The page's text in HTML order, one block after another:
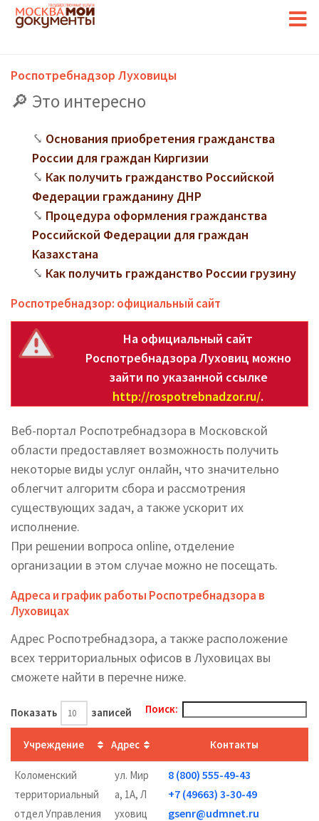
Роспотребнадзор Луховицы
Это интересно
Основания приобретения гражданства
России для граждан Киргизии
Как получить гражданство Российской
Федерации гражданину ДНР
Процедура оформления гражданства
Российской Федерации для граждан
Казахстана
Как получить гражданство России грузину
Роспотребнадзор: официальный сайт
На официальный сайт
Роспотребнадзора Луховиц можно
зайти по указанной ссылке
http://rospotrebnadzor.ru/.
Веб-портал Роспотребнадзора в Московской
области предоставляет возможность получить
некоторые виды услуг онлайн, что значительно
облегчит алгоритм сбора и рассмотрения
существующих задач, а также ускорит их
исполнение.
При решении вопроса online, отделение
организации в этом случае можно не посещать.
Адреса и график работы Роспотребнадзора в
Луховицах
Адрес Роспотребнадзора, а также расположение
всех территориальных офисов в Луховицах вы
cможете найти в перечне ниже.
Показать записей Поиск:
Учреждение Адрес Контакты
Коломенский
территориальный
отдел Управления
ул. Мир
а, 1А, Л
уховиц
8 (800) 555-49-43
+7 (49663) 3-30-49
gsenr@udmnet.ru